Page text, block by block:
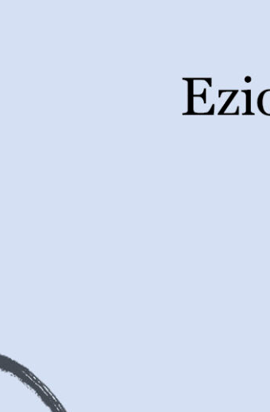
sofferenza, trasformando il dolore in
e riempie il cuore di una serena e